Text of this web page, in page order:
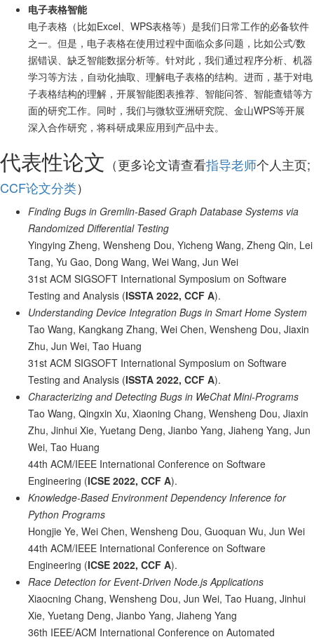
电子表格智能
电子表格（比如Excel、WPS表格等）是我们日常工作的必备软件
之一。但是，电子表格在使用过程中面临众多问题，比如公式/数
据错误、缺乏智能数据分析等。针对此，我们通过程序分析、机器
学习等方法，自动化抽取、理解电子表格的结构。进而，基于对电
子表格结构的理解，开展智能图表推荐、智能问答、智能查错等方
面的研究工作。同时，我们与微软亚洲研究院、金山WPS等开展
深入合作研究，将科研成果应用到产品中去。
代表性论文 （更多论文请查看指导老师个人主页;
CCF论文分类）
Finding Bugs in Gremlin-Based Graph Database Systems via
Randomized Differential Testing
Yingying Zheng, Wensheng Dou, Yicheng Wang, Zheng Qin, Lei
Tang, Yu Gao, Dong Wang, Wei Wang, Jun Wei
31st ACM SIGSOFT International Symposium on Software
Testing and Analysis (ISSTA 2022, CCF A).
Understanding Device Integration Bugs in Smart Home System
Tao Wang, Kangkang Zhang, Wei Chen, Wensheng Dou, Jiaxin
Zhu, Jun Wei, Tao Huang
31st ACM SIGSOFT International Symposium on Software
Testing and Analysis (ISSTA 2022, CCF A).
Characterizing and Detecting Bugs in WeChat Mini-Programs
Tao Wang, Qingxin Xu, Xiaoning Chang, Wensheng Dou, Jiaxin
Zhu, Jinhui Xie, Yuetang Deng, Jianbo Yang, Jiaheng Yang, Jun
Wei, Tao Huang
44th ACM/IEEE International Conference on Software
Engineering (ICSE 2022, CCF A).
Knowledge-Based Environment Dependency Inference for
Python Programs
Hongjie Ye, Wei Chen, Wensheng Dou, Guoquan Wu, Jun Wei
44th ACM/IEEE International Conference on Software
Engineering (ICSE 2022, CCF A).
Race Detection for Event-Driven Node.js Applications
Xiaocning Chang, Wensheng Dou, Jun Wei, Tao Huang, Jinhui
Xie, Yuetang Deng, Jianbo Yang, Jiaheng Yang
36th IEEE/ACM International Conference on Automated